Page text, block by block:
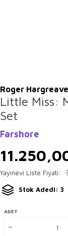
Roger
Little Miss:
Set
Farshore
Yayınevi Liste Fiyatı:
Stok Adedi: 3
ADET